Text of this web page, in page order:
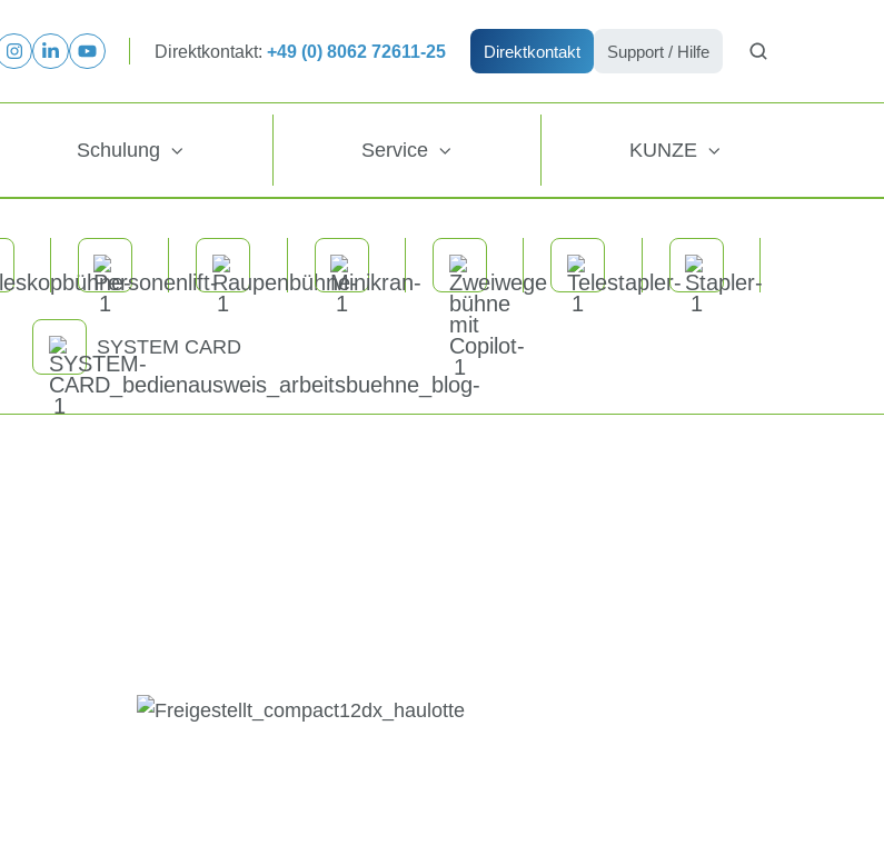
Direktkontakt: +49 (0) 8062 72611-25 Direktkontakt Support / Hilfe
Schulung Service KUNZE
SYSTEM CARD